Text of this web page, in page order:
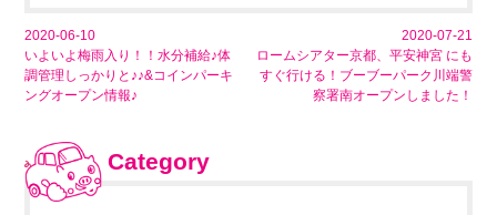
Category
2020-06-10
いよいよ梅雨入り！！水分補給♪体
調管理しっかりと♪♪&コインパーキ
ングオープン情報♪
2020-07-21
ロームシアター京都、平安神宮 にも
すぐ行ける！ブーブーパーク川端警
察署南オープンしました！